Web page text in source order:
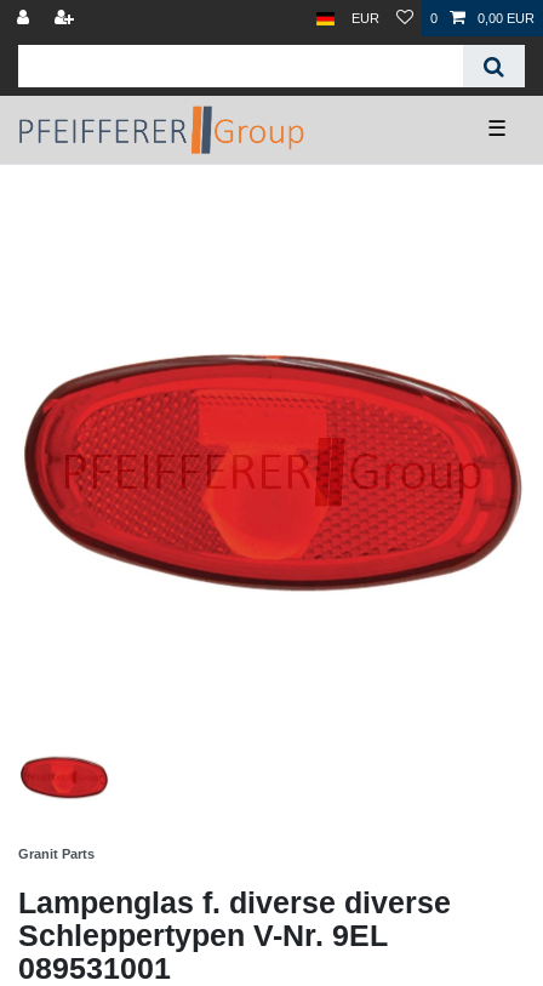
EUR 0 0,00 EUR
☰
Granit Parts
Lampenglas f. diverse diverse
Schleppertypen V-Nr. 9EL
089531001